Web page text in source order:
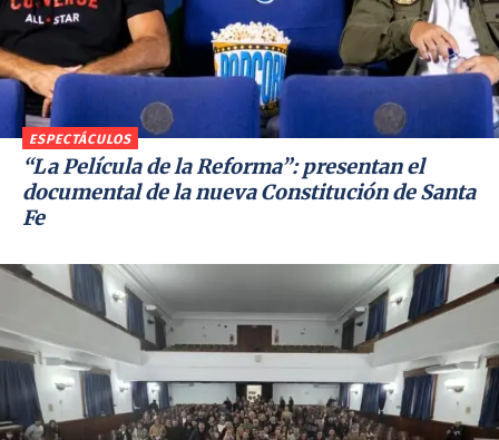
ESPECTÁCULOS
“La Película de la Reforma”: presentan el
documental de la nueva Constitución de Santa
Fe